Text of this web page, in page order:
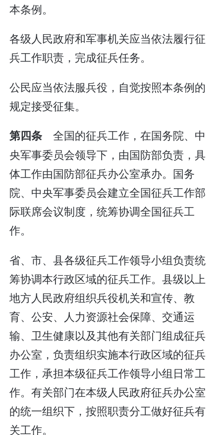
本条例。
各级人民政府和军事机关应当依法履行征
兵工作职责，完成征兵任务。
公民应当依法服兵役，自觉按照本条例的
规定接受征集。
第四条 全国的征兵工作，在国务院、中
央军事委员会领导下，由国防部负责，具
体工作由国防部征兵办公室承办。国务
院、中央军事委员会建立全国征兵工作部
际联席会议制度，统筹协调全国征兵工
作。
省、市、县各级征兵工作领导小组负责统
筹协调本行政区域的征兵工作。县级以上
地方人民政府组织兵役机关和宣传、教
育、公安、人力资源社会保障、交通运
输、卫生健康以及其他有关部门组成征兵
办公室，负责组织实施本行政区域的征兵
工作，承担本级征兵工作领导小组日常工
作。有关部门在本级人民政府征兵办公室
的统一组织下，按照职责分工做好征兵有
关工作。